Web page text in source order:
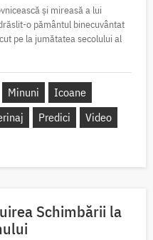
și mireasă a lui
o pământul binecuvântat
pe la jumătatea secolului al
Minuni
Icoane
Predici
Video
Schimbării la